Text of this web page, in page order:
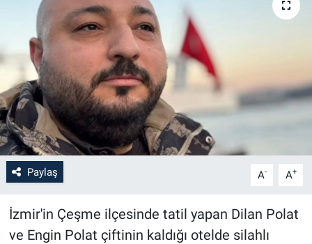
Paylaş A- A+
İzmir'in Çeşme ilçesinde tatil yapan Dilan Polat
ve Engin Polat çiftinin kaldığı otelde silahlı